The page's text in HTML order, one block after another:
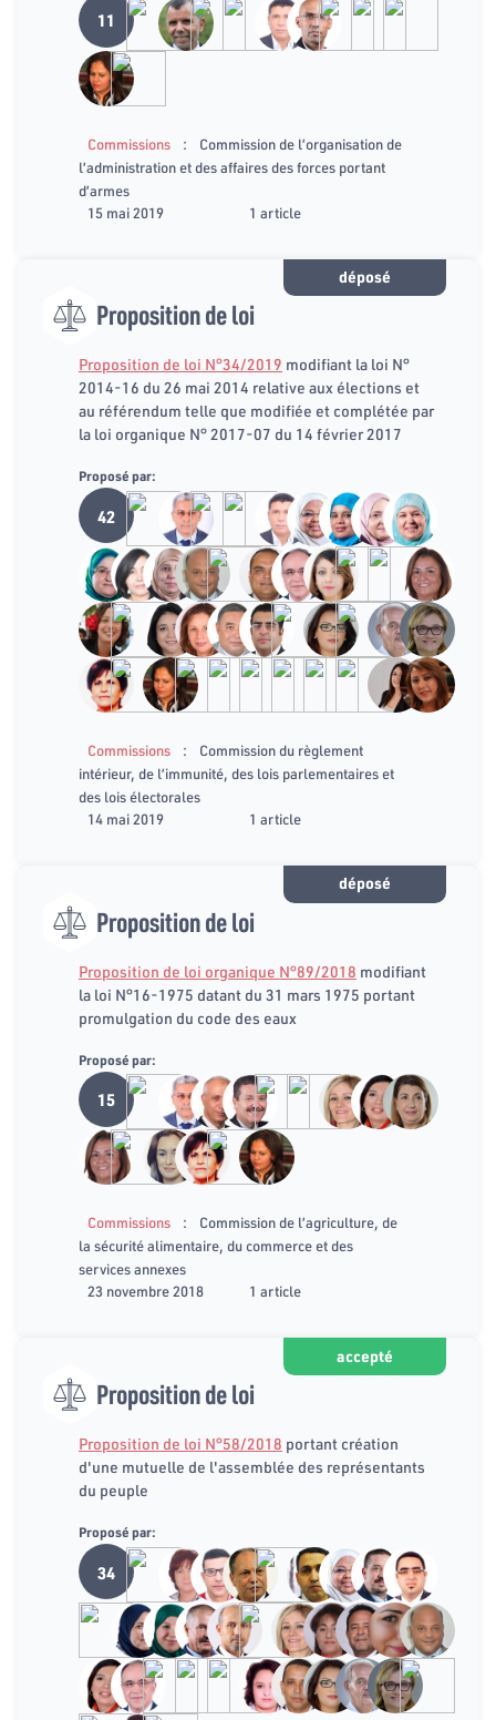
11
Commissions :
Commission de l’organisation de
l’administration et des affaires des forces portant
d’armes
15 mai 2019
1 article
déposé
Proposition de loi
Proposition de loi N°34/2019 modifiant la loi N°
2014-16 du 26 mai 2014 relative aux élections et
au référendum telle que modifiée et complétée par
la loi organique N° 2017-07 du 14 février 2017
Proposé par:
42
Commissions :
Commission du règlement
intérieur, de l’immunité, des lois parlementaires et
des lois électorales
14 mai 2019
1 article
déposé
Proposition de loi
Proposition de loi organique N°89/2018 modifiant
la loi N°16-1975 datant du 31 mars 1975 portant
promulgation du code des eaux
Proposé par:
15
Commissions :
Commission de l’agriculture, de
la sécurité alimentaire, du commerce et des
services annexes
23 novembre 2018
1 article
accepté
Proposition de loi
Proposition de loi N°58/2018 portant création
d'une mutuelle de l'assemblée des représentants
du peuple
Proposé par:
34